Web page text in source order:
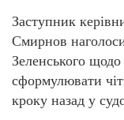
Заступник
Смирнов
Зеленського
сформулювати
кроку назад у